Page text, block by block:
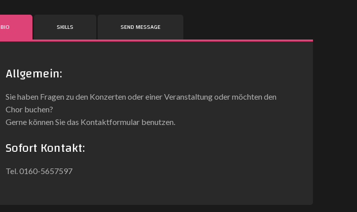
BIO SKILLS SEND MESSAGE
Allgemein:
Sie haben Fragen zu den Konzerten oder einer Veranstaltung oder möchten den
Chor buchen?
Gerne können Sie das Kontaktformular benutzen.
Sofort Kontakt:
Tel. 0160-5657597